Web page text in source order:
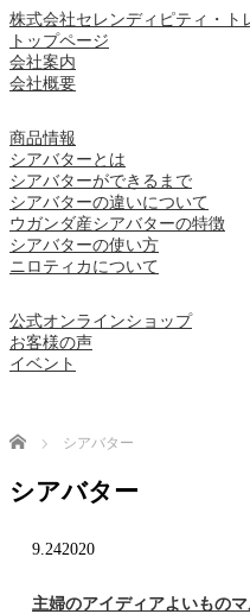
株式会社セレンディピティ・ト
トップページ
会社案内
会社概要
商品情報
シアバターとは
シアバターができるまで
シアバターの違いについて
ウガンダ産シアバターの特徴
シアバターの使い方
ニロティカについて
公式オンラインショップ
お客様の声
イベント
Home シアバター
シアバター
9.242020
主婦のアイディアよいもの